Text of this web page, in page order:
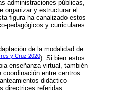
administraciones públicas,
organizar y estructurar el
figura ha canalizado estos
pedagógicos y curriculares
de la modalidad de
y Cruz 2020). Si bien estos
enseñanza virtual, también
entre centros
didáctico-
directrices referidas.